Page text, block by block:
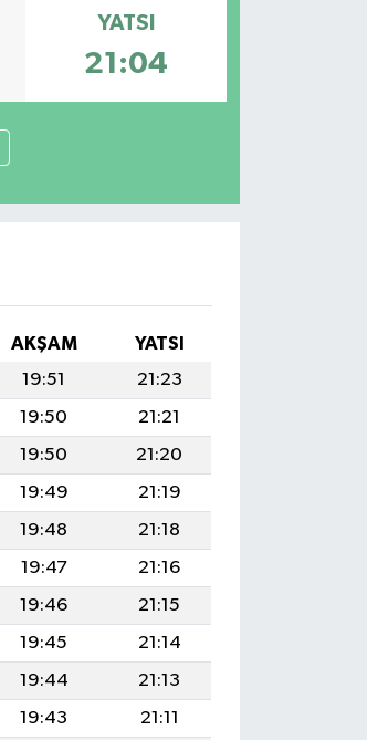
YATSI
21:04
AKŞAM
YATSI
19:51
21:23
19:50
21:21
19:50
21:20
19:49
21:19
19:48
21:18
19:47
21:16
19:46
21:15
19:45
21:14
19:44
21:13
19:43
21:11